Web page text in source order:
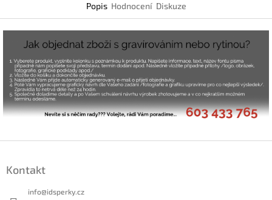
Popis Hodnocení Diskuze
Kontakt
info@idsperky.cz